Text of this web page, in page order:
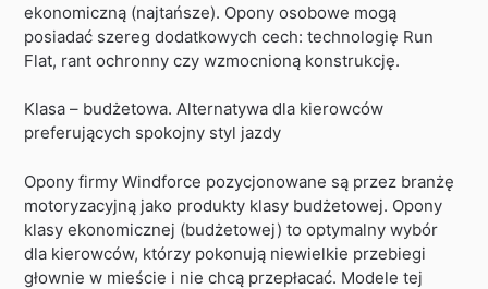
ekonomiczną (najtańsze). Opony osobowe mogą
posiadać szereg dodatkowych cech: technologię Run
Flat, rant ochronny czy wzmocnioną konstrukcję.
Klasa – budżetowa. Alternatywa dla kierowców
preferujących spokojny styl jazdy
Opony firmy Windforce pozycjonowane są przez branżę
motoryzacyjną jako produkty klasy budżetowej. Opony
klasy ekonomicznej (budżetowej) to optymalny wybór
dla kierowców, którzy pokonują niewielkie przebiegi
głownie w mieście i nie chcą przepłacać. Modele tej